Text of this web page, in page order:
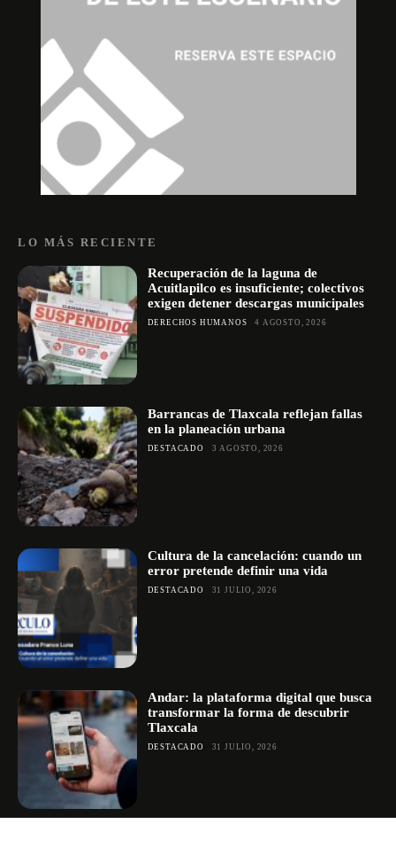
LO MÁS RECIENTE
Recuperación de la laguna de
Acuitlapilco es insuficiente; colectivos
exigen detener descargas municipales
DERECHOS HUMANOS 4 AGOSTO, 2026
Barrancas de Tlaxcala reflejan fallas
en la planeación urbana
DESTACADO 3 AGOSTO, 2026
Cultura de la cancelación: cuando un
error pretende definir una vida
DESTACADO 31 JULIO, 2026
Andar: la plataforma digital que busca
transformar la forma de descubrir
Tlaxcala
DESTACADO 31 JULIO, 2026